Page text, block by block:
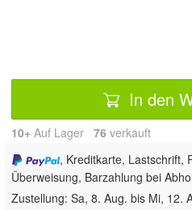
In den
10+ Auf Lager 76 verkauft
, Kreditkarte, Lastschrift,
Überweisung, Barzahlung bei
Zustellung: Sa, 8. Aug. bis Mi, 12.